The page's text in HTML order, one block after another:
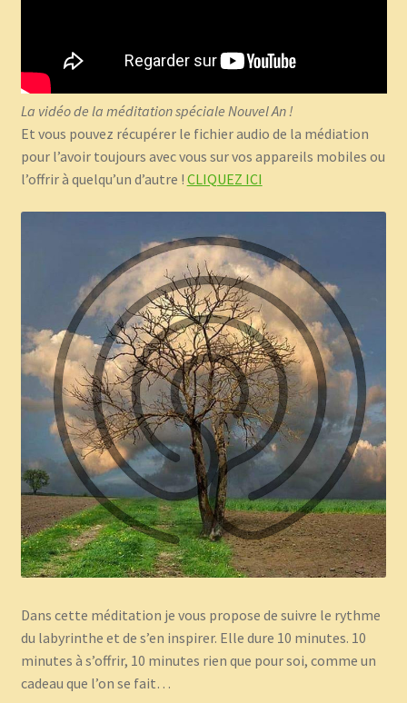
La vidéo de la méditation spéciale Nouvel An !
Et vous pouvez récupérer le fichier audio de la médiation
pour l’avoir toujours avec vous sur vos appareils mobiles ou
l’offrir à quelqu’un d’autre ! CLIQUEZ ICI
Dans cette méditation je vous propose de suivre le rythme
du labyrinthe et de s’en inspirer. Elle dure 10 minutes. 10
minutes à s’offrir, 10 minutes rien que pour soi, comme un
cadeau que l’on se fait…